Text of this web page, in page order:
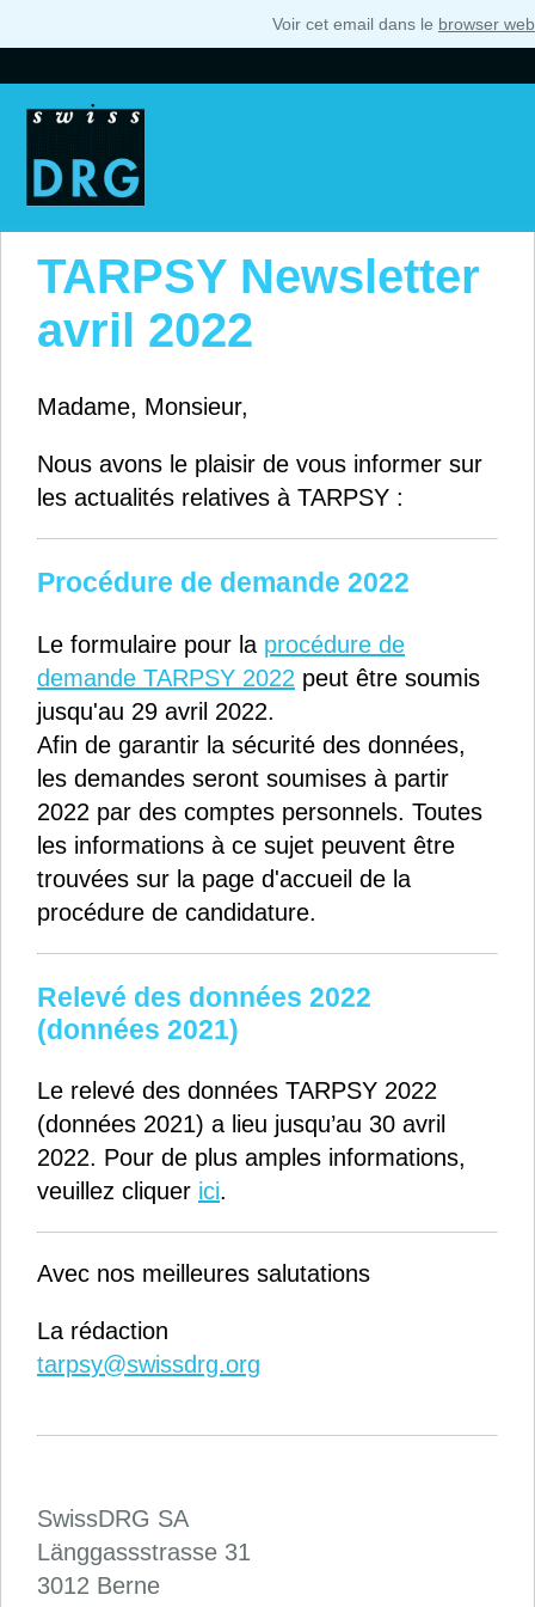
Voir cet email dans le browser web
TARPSY Newsletter
avril 2022
Madame, Monsieur,
Nous avons le plaisir de vous informer sur
les actualités relatives à TARPSY :
Procédure de demande 2022
Le formulaire pour la procédure de
demande TARPSY 2022 peut être soumis
jusqu'au 29 avril 2022.
Afin de garantir la sécurité des données,
les demandes seront soumises à partir
2022 par des comptes personnels. Toutes
les informations à ce sujet peuvent être
trouvées sur la page d'accueil de la
procédure de candidature.
Relevé des données 2022
(données 2021)
Le relevé des données TARPSY 2022
(données 2021) a lieu jusqu’au 30 avril
2022. Pour de plus amples informations,
veuillez cliquer ici.
Avec nos meilleures salutations
La rédaction
tarpsy@swissdrg.org
SwissDRG SA
Länggassstrasse 31
3012 Berne